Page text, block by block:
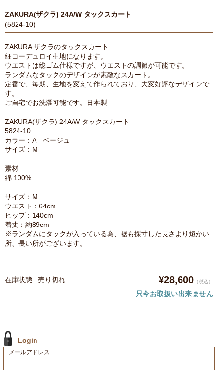
ZAKURA(ザクラ) 24A/W タックスカート
(5824-10)
ZAKURA ザクラのタックスカート
細コーデュロイ生地になります。
ウエストは総ゴム仕様ですが、ウエストの調節が可能です。
ランダムなタックのデザインが素敵なスカート。
定番で、毎期、生地を変えて作られており、大変好評なデザインで
す。
ご自宅でお洗濯可能です。日本製
ZAKURA(ザクラ) 24A/W タックスカート
5824-10
カラー：A ベージュ
サイズ：M
素材
綿 100%
サイズ：M
ウエスト：64cm
ヒップ：140cm
着丈：約89cm
※ランダムにタックが入っている為、裾も採寸した長さより短かい
所、長い所がございます。
在庫状態 : 売り切れ ¥28,600 （税込）
只今お取扱い出来ません
Login
メールアドレス